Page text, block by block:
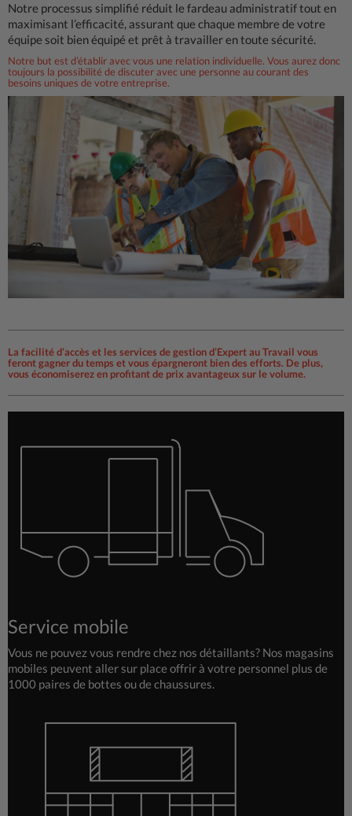
Notre processus simplifié réduit le fardeau administratif tout en
maximisant l’efficacité, assurant que chaque membre de votre
équipe soit bien équipé et prêt à travailler en toute sécurité.
Notre but est d’établir avec vous une relation individuelle. Vous aurez donc
toujours la possibilité de discuter avec une personne au courant des
besoins uniques de votre entreprise.
La facilité d’accès et les services de gestion d’Expert au Travail vous
feront gagner du temps et vous épargneront bien des efforts. De plus,
vous économiserez en profitant de prix avantageux sur le volume.
Service mobile
Vous ne pouvez vous rendre chez nos détaillants? Nos magasins
mobiles peuvent aller sur place offrir à votre personnel plus de
1000 paires de bottes ou de chaussures.